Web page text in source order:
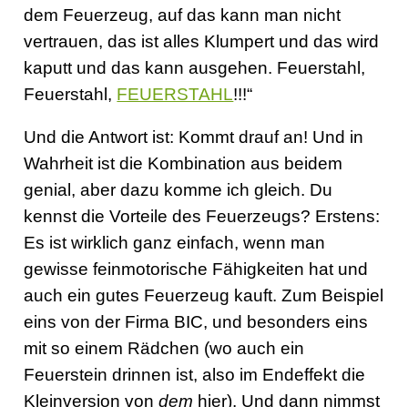
dem Feuerzeug, auf das kann man nicht
vertrauen, das ist alles Klumpert und das wird
kaputt und das kann ausgehen. Feuerstahl,
Feuerstahl, FEUERSTAHL!!!“
Und die Antwort ist: Kommt drauf an! Und in
Wahrheit ist die Kombination aus beidem
genial, aber dazu komme ich gleich. Du
kennst die Vorteile des Feuerzeugs? Erstens:
Es ist wirklich ganz einfach, wenn man
gewisse feinmotorische Fähigkeiten hat und
auch ein gutes Feuerzeug kauft. Zum Beispiel
eins von der Firma BIC, und besonders eins
mit so einem Rädchen (wo auch ein
Feuerstein drinnen ist, also im Endeffekt die
Kleinversion vondem hier). Und dann nimmst